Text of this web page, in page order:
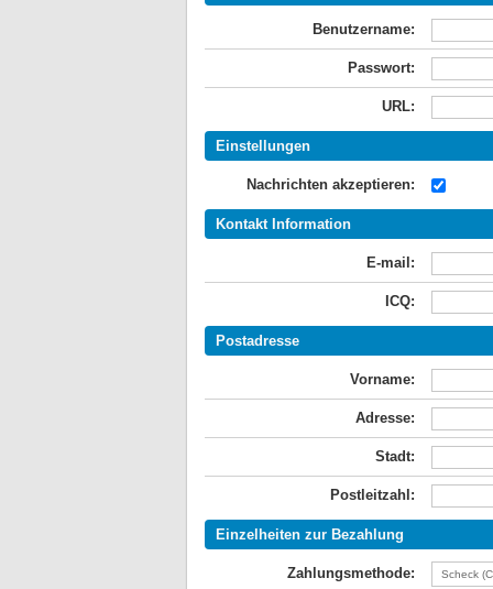
Benutzername:
Passwort:
URL:
Einstellungen
Nachrichten akzeptieren:
Kontakt Information
E-mail:
ICQ:
Postadresse
Vorname:
Adresse:
Stadt:
Postleitzahl:
Einzelheiten zur Bezahlung
Zahlungsmethode: